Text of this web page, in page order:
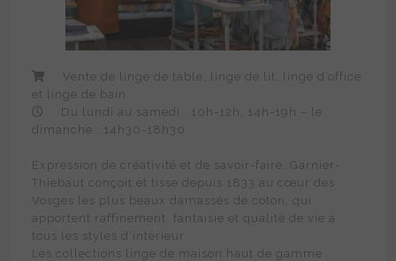
Vente de linge de table, linge de lit, linge d’office
et linge de bain
Du lundi au samedi : 10h-12h, 14h-19h – le
dimanche : 14h30-18h30
Expression de créativité et de savoir-faire, Garnier-
Thiebaut conçoit et tisse depuis 1833 au cœur des
Vosges les plus beaux damassés de coton, qui
apportent raffinement, fantaisie et qualité de vie à
tous les styles d’intérieur.
Les collections linge de maison haut de gamme